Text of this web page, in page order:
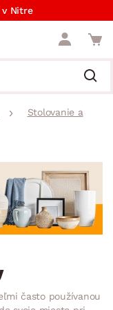
v Nitre
Stolovanie a
často používanou